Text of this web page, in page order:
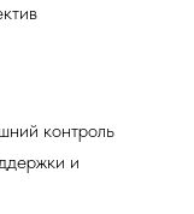
контроль
и